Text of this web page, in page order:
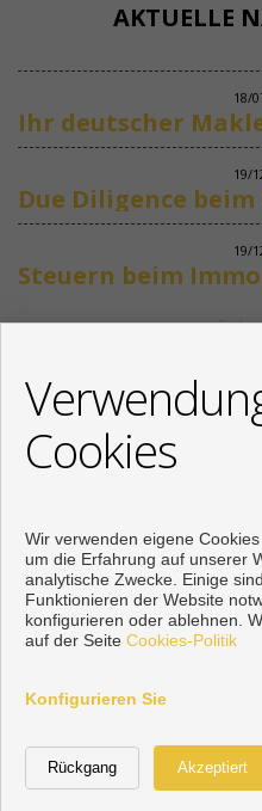
AKTUELLE
18/
19/
19/
+34
Von Montag bis
Vorbei sich
Cookies
Wir verwenden eigene
um die Erfahrung auf unserer
analytische Zwecke. Einige
Funktionieren der Website
konfigurieren oder ablehnen.
auf der Seite Cookies-Politik
Konfigurieren Sie